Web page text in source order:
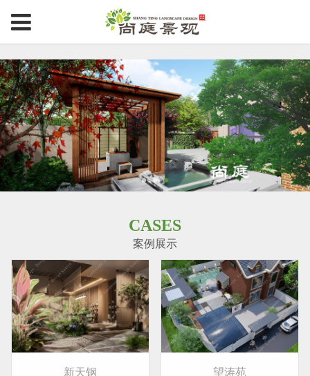
CASES
案例展示
新天钢 望涛苑